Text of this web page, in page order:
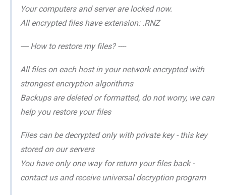
Your computers and server are locked now.
All encrypted files have extension: .RNZ
---- How to restore my files? ----
All files on each host in your network encrypted with
strongest encryption algorithms
Backups are deleted or formatted, do not worry, we can
help you restore your files
Files can be decrypted only with private key - this key
stored on our servers
You have only one way for return your files back -
contact us and receive universal decryption program